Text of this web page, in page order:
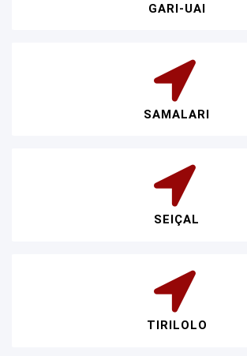
GARI-UAI
SAMALARI
SEIÇAL
TIRILOLO